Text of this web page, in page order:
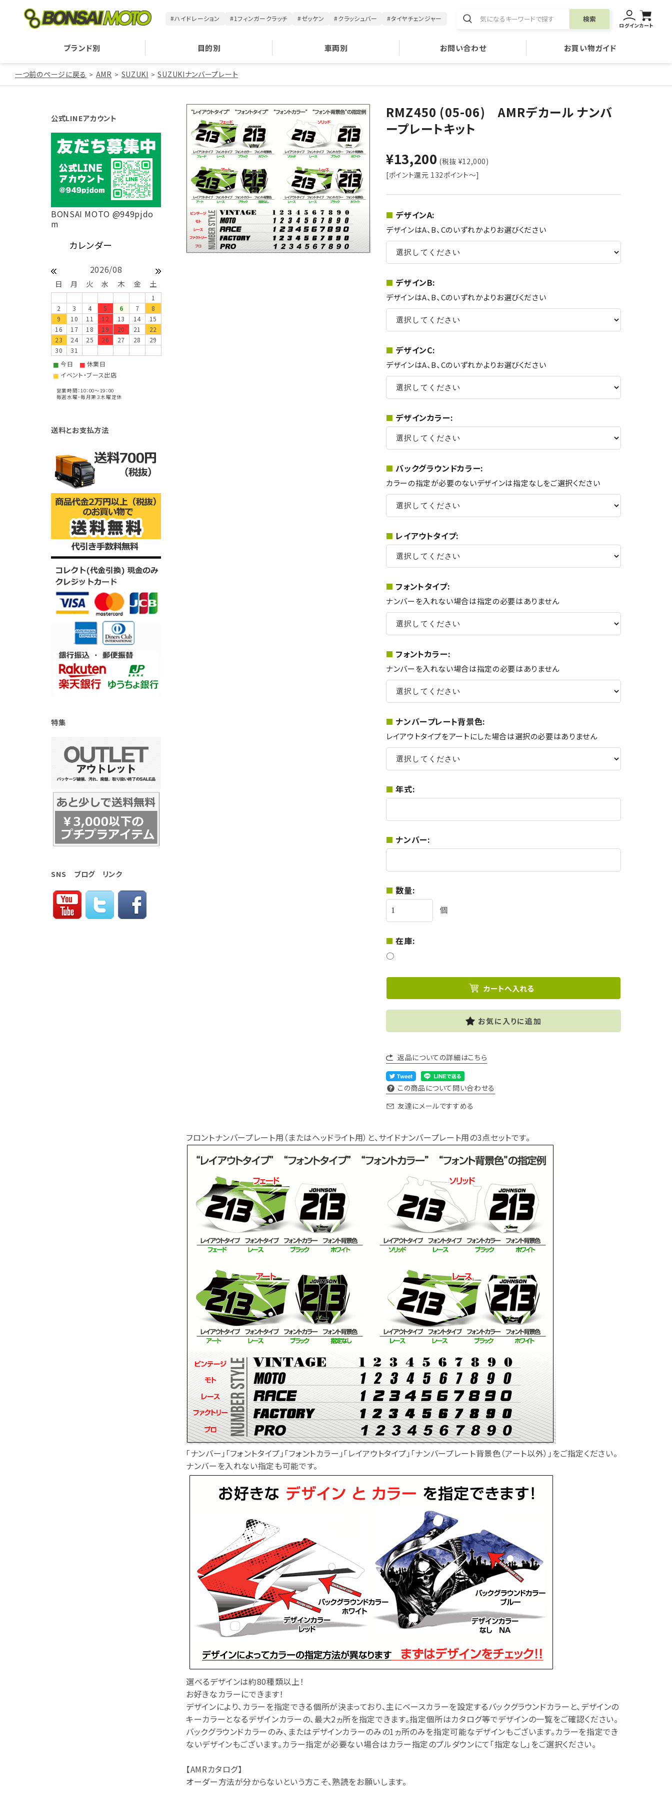
#ハイドレーション #1フィンガークラッチ #ゼッケン #クラッシュバー #タイヤチェンジャー 検索
ログインカート
ブランド別 目的別 車両別 お問い合わせ お買い物ガイド
一つ前のページに戻る AMR SUZUKI SUZUKIナンバープレート
RMZ450 (05-06) AMRデカール ナンバ
ープレートキット
¥13,200 (税抜 ¥12,000)
[ポイント還元 132ポイント～]
デザインA:
デザインはA、B、Cのいずれかよりお選びください
デザインB:
デザインはA、B、Cのいずれかよりお選びください
デザインC:
デザインはA、B、Cのいずれかよりお選びください
デザインカラー:
バックグラウンドカラー:
カラーの指定が必要のないデザインは指定なしをご選択ください
レイアウトタイプ:
フォントタイプ:
ナンバーを入れない場合は指定の必要はありません
フォントカラー:
ナンバーを入れない場合は指定の必要はありません
ナンバープレート背景色:
レイアウトタイプをアートにした場合は選択の必要はありません
年式:
ナンバー:
数量:
個
在庫:
○
お気に入りに追加
返品についての詳細はこちら
この商品について問い合わせる
友達にメールですすめる
フロントナンバープレート用（またはヘッドライト用）と、サイドナンバープレート用の3点セットです。
「ナンバー」「フォントタイプ」「フォントカラー」「レイアウトタイプ」「ナンバープレート背景色（アート以外）」をご指定ください。
ナンバーを入れない指定も可能です。
選べるデザインは約80種類以上！
お好きなカラーにできます！
デザインにより、カラーを指定できる個所が決まっており、主にベースカラーを設定するバックグラウンドカラーと、デザインの
キーカラーとなるデザインカラーの、最大2ヵ所を指定できます。指定個所はカタログ等でデザインの一覧をご確認ください。
バックグラウンドカラーのみ、またはデザインカラーのみの1ヵ所のみを指定可能なデザインもございます。カラーを指定でき
ないデザインもございます。カラー指定が必要ない場合はカラー指定のプルダウンにて「指定なし」をご選択ください。
【AMRカタログ】
オーダー方法が分からないという方こそ、熟読をお願いします。
公式LINEアカウント
BONSAI MOTO @949pjdo
m
2026/08
日 月 火 水 木 金 土
1
2
3 4 5 6 7
8
9
10 11 12 13 14
15
16
17 18 19 20 21
22
23
24 25 26 27 28
29
30
31
■ 今日 ■ 休業日
■ イベント・ブース出店
営業時間：10：00～19：00
毎週水曜・毎月第３木曜定休
送料とお支払方法
特集
SNS ブログ リンク